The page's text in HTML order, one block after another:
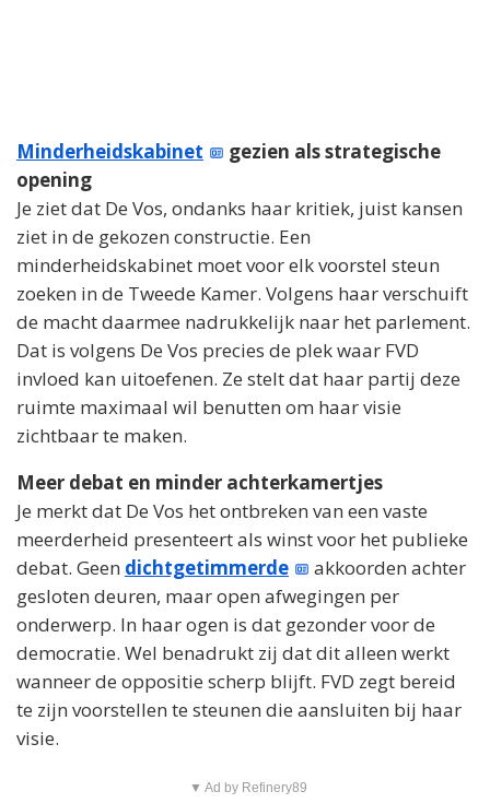
Minderheidskabinet
gezien als strategische
opening
Je ziet dat De Vos, ondanks haar kritiek, juist kansen
ziet in de gekozen constructie. Een
minderheidskabinet moet voor elk voorstel steun
zoeken in de Tweede Kamer. Volgens haar verschuift
de macht daarmee nadrukkelijk naar het parlement.
Dat is volgens De Vos precies de plek waar FVD
invloed kan uitoefenen. Ze stelt dat haar partij deze
ruimte maximaal wil benutten om haar visie
zichtbaar te maken.
Meer debat en minder achterkamertjes
Je merkt dat De Vos het ontbreken van een vaste
meerderheid presenteert als winst voor het publieke
debat. Geen dichtgetimmerde
akkoorden achter
gesloten deuren, maar open afwegingen per
onderwerp. In haar ogen is dat gezonder voor de
democratie. Wel benadrukt zij dat dit alleen werkt
wanneer de oppositie scherp blijft. FVD zegt bereid
te zijn voorstellen te steunen die aansluiten bij haar
visie.
▼ Ad by Refinery89